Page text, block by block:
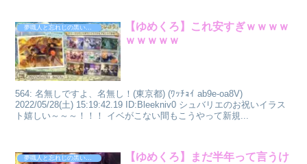
夢職人と忘れじの黒い妖精
【ゆめくろ】これ安すぎｗｗｗｗ
ｗｗｗｗｗ
564: 名無しですよ、名無し！(東京都) (ﾜｯﾁｮｲ ab9e-oa8V)
2022/05/28(土) 15:19:42.19 ID:Bleekniv0 シュバリエのお祝いイラス
ト嬉しい～～～！！！ イベがこない間もこうやって新規...
夢職人と忘れじの黒い妖精
【ゆめくろ】まだ半年って言うけ